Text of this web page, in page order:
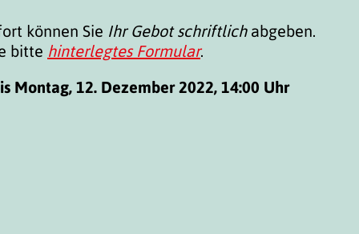
können Sie Ihr Gebot schriftlichabgeben.
bitte hinterlegtes Formular.
Montag, 12. Dezember 2022, 14:00 Uhr